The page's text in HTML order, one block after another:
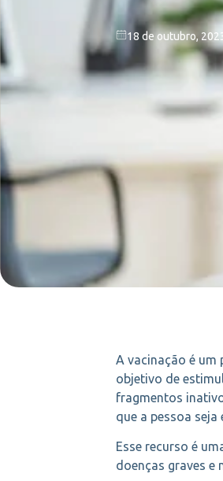
18 de outubro,
A vacinação é
objetivo de
fragmentos
que a pessoa
Esse recurso é
doenças graves e